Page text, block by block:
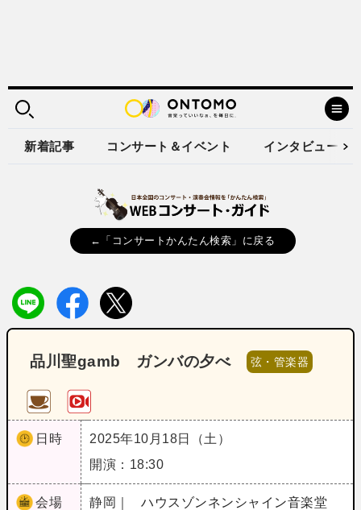
新着記事 コンサート＆イベント インタビュー
←「コンサートかんたん検索」に戻る
品川聖gamb ガンバの夕べ 弦・管楽器
日時
2025年10月18日（土）
開演：18:30
会場 静岡｜ ハウスゾンネンシャイン音楽堂